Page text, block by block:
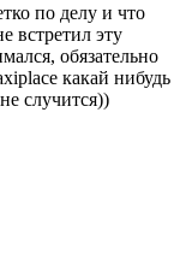
по делу и что
встретил эту
обязательно
какай нибудь
случится))